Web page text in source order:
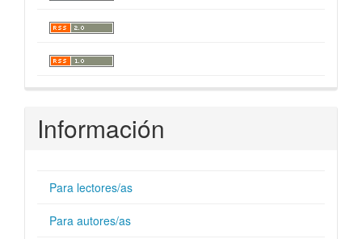
Información
Para lectores/as
Para autores/as